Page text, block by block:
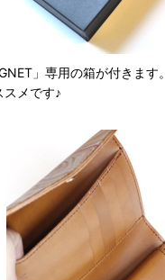
」専用の箱が付きます。
スメです♪